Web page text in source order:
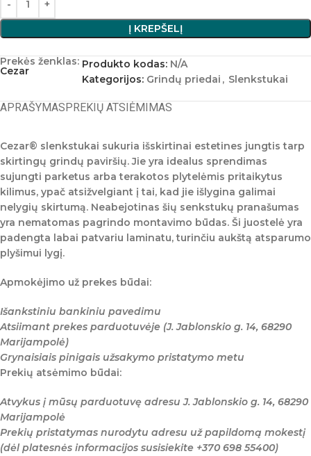
Į KREPŠELĮ
Prekės ženklas:
Cezar
Produkto kodas: N/A
Kategorijos: Grindų priedai , Slenkstukai
APRAŠYMASPREKIŲ ATSIĖMIMAS
Cezar® slenkstukai sukuria išskirtinai estetines jungtis tarp
skirtingų grindų paviršių. Jie yra idealus sprendimas
sujungti parketus arba terakotos plytelėmis pritaikytus
kilimus, ypač atsižvelgiant į tai, kad jie išlygina galimai
nelygių skirtumą. Neabejotinas šių senkstukų pranašumas
yra nematomas pagrindo montavimo būdas. Ši juostelė yra
padengta labai patvariu laminatu, turinčiu aukštą atsparumo
plyšimui lygį.
Apmokėjimo už prekes būdai:
Išankstiniu bankiniu pavedimu
Atsiimant prekes parduotuvėje (J. Jablonskio g. 14, 68290
Marijampolė)
Grynaisiais pinigais užsakymo pristatymo metu
Prekių atsėmimo būdai:
Atvykus į mūsų parduotuvę adresu J. Jablonskio g. 14, 68290
Marijampolė
Prekių pristatymas nurodytu adresu už papildomą mokestį
(dėl platesnės informacijos susisiekite +370 698 55400)